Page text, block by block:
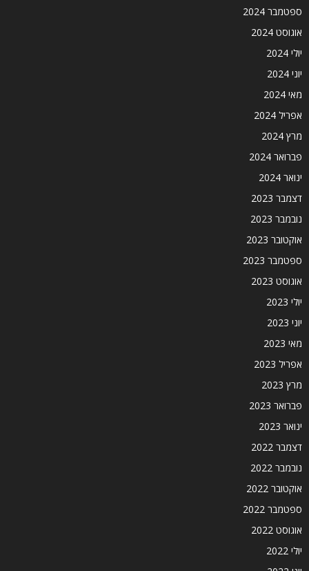
ספטמבר 2024
אוגוסט 2024
יולי 2024
יוני 2024
מאי 2024
אפריל 2024
מרץ 2024
פברואר 2024
ינואר 2024
דצמבר 2023
נובמבר 2023
אוקטובר 2023
ספטמבר 2023
אוגוסט 2023
יולי 2023
יוני 2023
מאי 2023
אפריל 2023
מרץ 2023
פברואר 2023
ינואר 2023
דצמבר 2022
נובמבר 2022
אוקטובר 2022
ספטמבר 2022
אוגוסט 2022
יולי 2022